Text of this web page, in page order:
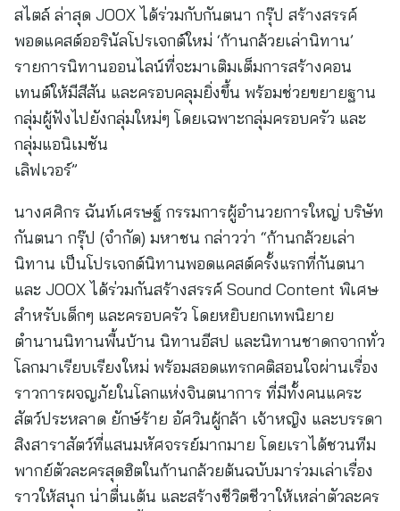
สไตล์ ล่าสุด JOOX ได้ร่วมกับกันตนา กรุ๊ป สร้างสรรค์
พอดแคสต์ออรินัลโปรเจกต์ใหม่ ‘ก้านกล้วยเล่านิทาน’
รายการนิทานออนไลน์ที่จะมาเติมเต็มการสร้างคอน
เทนต์ให้มีสีสัน และครอบคลุมยิ่งขึ้น พร้อมช่วยขยายฐาน
กลุ่มผู้ฟังไปยังกลุ่มใหม่ๆ โดยเฉพาะกลุ่มครอบครัว และ
กลุ่มแอนิเมชัน
เลิฟเวอร์”
นางศศิกร ฉันท์เศรษฐ์ กรรมการผู้อำนวยการใหญ่ บริษัท
กันตนา กรุ๊ป (จำกัด) มหาชน กล่าวว่า “ก้านกล้วยเล่า
นิทาน เป็นโปรเจกต์นิทานพอดแคสต์ครั้งแรกที่กันตนา
และ JOOX ได้ร่วมกันสร้างสรรค์ Sound Content พิเศษ
สำหรับเด็กๆ และครอบครัว โดยหยิบยกเทพนิยาย
ตำนานนิทานพื้นบ้าน นิทานอีสป และนิทานชาดกจากทั่ว
โลกมาเรียบเรียงใหม่ พร้อมสอดแทรกคติสอนใจผ่านเรื่อง
ราวการผจญภัยในโลกแห่งจินตนาการ ที่มีทั้งคนแคระ
สัตว์ประหลาด ยักษ์ร้าย อัศวินผู้กล้า เจ้าหญิง และบรรดา
สิงสาราสัตว์ที่แสนมหัศจรรย์มากมาย โดยเราได้ชวนทีม
พากย์ตัวละครสุดฮิตในก้านกล้วยต้นฉบับมาร่วมเล่าเรื่อง
ราวให้สนุก น่าตื่นเต้น และสร้างชีวิตชีวาให้เหล่าตัวละคร